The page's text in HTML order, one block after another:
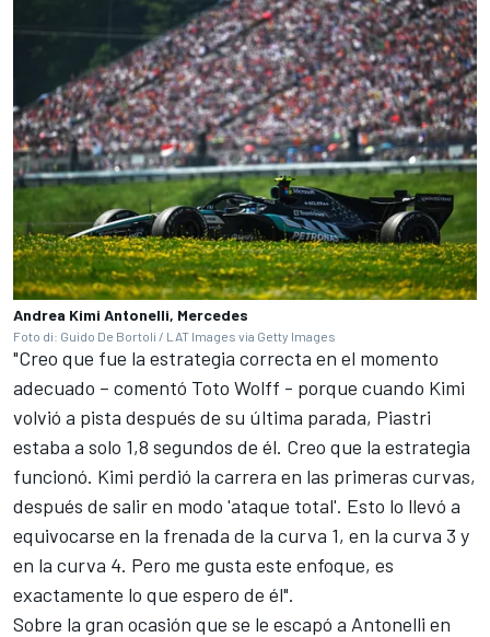
Andrea Kimi Antonelli, Mercedes
Foto di: Guido De Bortoli / LAT Images via Getty Images
"Creo que fue la estrategia correcta en el momento
adecuado – comentó Toto Wolff - porque cuando Kimi
volvió a pista después de su última parada, Piastri
estaba a solo 1,8 segundos de él. Creo que la estrategia
funcionó. Kimi perdió la carrera en las primeras curvas,
después de salir en modo 'ataque total'. Esto lo llevó a
equivocarse en la frenada de la curva 1, en la curva 3 y
en la curva 4. Pero me gusta este enfoque, es
exactamente lo que espero de él".
Sobre la gran ocasión que se le escapó a Antonelli en